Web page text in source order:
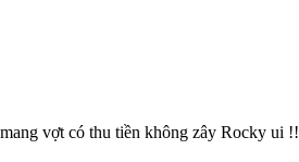
vợt có thu tiền không zây Rocky ui !!